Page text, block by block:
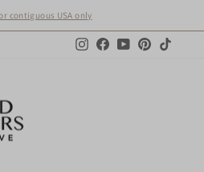
contiguous USA only
InstagramFacebook
YouTubePinterest